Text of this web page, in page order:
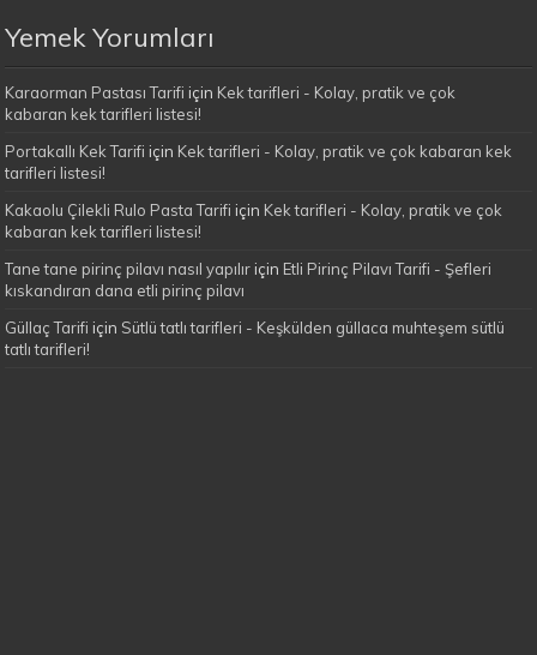
Yemek Yorumları
Karaorman Pastası Tarifi için Kek tarifleri - Kolay, pratik ve çok
kabaran kek tarifleri listesi!
Portakallı Kek Tarifi için Kek tarifleri - Kolay, pratik ve çok kabaran kek
tarifleri listesi!
Kakaolu Çilekli Rulo Pasta Tarifi için Kek tarifleri - Kolay, pratik ve çok
kabaran kek tarifleri listesi!
Tane tane pirinç pilavı nasıl yapılır için Etli Pirinç Pilavı Tarifi - Şefleri
kıskandıran dana etli pirinç pilavı
Güllaç Tarifi için Sütlü tatlı tarifleri - Keşkülden güllaca muhteşem sütlü
tatlı tarifleri!